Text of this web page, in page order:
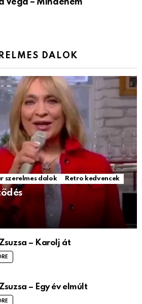
Vega – Mindenem
DALOK
szerelmes dalok Retro kedvencek
– Karolj át
– Egy év elmúlt